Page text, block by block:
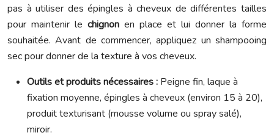
pas à utiliser des épingles à cheveux de différentes tailles
pour maintenir le chignon en place et lui donner la forme
souhaitée. Avant de commencer, appliquez un shampooing
sec pour donner de la texture à vos cheveux.
Outils et produits nécessaires : Peigne fin, laque à
fixation moyenne, épingles à cheveux (environ 15 à 20),
produit texturisant (mousse volume ou spray salé),
miroir.